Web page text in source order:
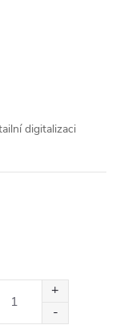
digitalizaci